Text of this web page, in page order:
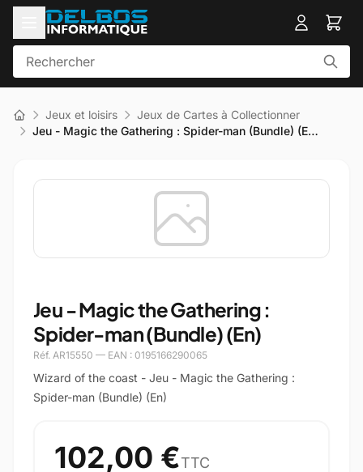
Jeux et loisirs
Jeux de Cartes à Collectionner
Jeu - Magic the Gathering : Spider-man (Bundle) (E…
Jeu - Magic the Gathering :
Spider-man (Bundle) (En)
Réf. AR15550 — EAN : 0195166290065
Wizard of the coast - Jeu - Magic the Gathering :
Spider-man (Bundle) (En)
102,00 €TTC